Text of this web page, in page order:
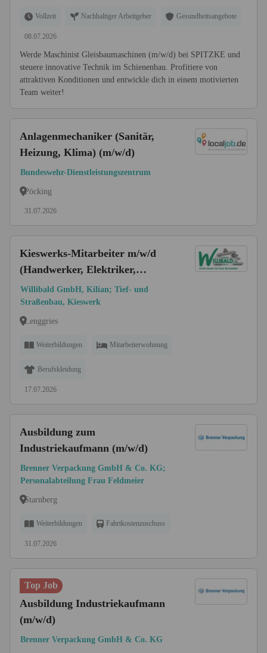
Vollzeit Nachhaltiger Arbeitgeber Gesundheitsangebote
08.07.2026
Werde Maschinist Gleisbaumaschinen (m/w/d) bei SPITZKE und
steuere innovative Technik im Schienenbau. Profitiere von
attraktiven Konditionen und entwickle dich in einem motivierten
Team weiter!
Anlagenmechaniker (Sanitär,
Heizung, Klima) (m/w/d)
Bundeswehr-Dienstleistungszentrum
Pöcking
31.07.2026
Kieswerks-Mitarbeiter m/w/d
(Handwerker, Elektriker,
Mechaniker, Aufbereitungs- oder
Verfahrensmechaniker)
Willibald GmbH, Kilian; Tief- und
Straßenbau, Kieswerk
Lenggries
Weiterbildungen Mitarbeiterwohnung
Berufskleidung
17.07.2026
Ausbildung zum
Industriekaufmann (m/w/d)
Brenner Verpackung GmbH & Co. KG;
Personalabteilung Frau Feldmeier
Starnberg
Weiterbildungen Fahrtkostenzuschuss
31.07.2026
Top Job
Ausbildung Industriekaufmann
(m/w/d)
Brenner Verpackung GmbH & Co. KG